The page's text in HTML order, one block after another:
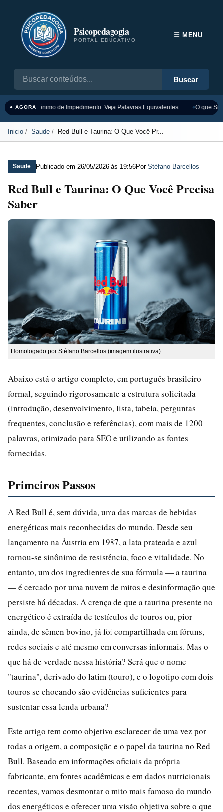
Psicopedagogia
PORTAL EDUCATIVO
Buscar
☰ MENU
● AGORASinônimo de Impedimento: Veja Palavras Equivalentes O que
Inicio Saude Red Bull e Taurina: O Que Você Pr...
Saude Publicado em 26/05/2026 às 19:56Por Stéfano Barcellos
Red Bull e Taurina: O Que Você Precisa
Saber
Homologado por Stéfano Barcellos (imagem ilustrativa)
Abaixo está o artigo completo, em português brasileiro
formal, seguindo rigorosamente a estrutura solicitada
(introdução, desenvolvimento, lista, tabela, perguntas
frequentes, conclusão e referências), com mais de 1200
palavras, otimizado para SEO e utilizando as fontes
fornecidas.
Primeiros Passos
A Red Bull é, sem dúvida, uma das marcas de bebidas
energéticas mais reconhecidas do mundo. Desde seu
lançamento na Áustria em 1987, a lata prateada e azul
tornou-se sinônimo de resistência, foco e vitalidade. No
entanto, um dos ingredientes de sua fórmula — a taurina
— é cercado por uma nuvem de mitos e desinformação que
persiste há décadas. A crença de que a taurina presente no
energético é extraída de testículos de touros ou, pior
ainda, de sêmen bovino, já foi compartilhada em fóruns,
redes sociais e até mesmo em conversas informais. Mas o
que há de verdade nessa história? Será que o nome
"taurina", derivado do latim (touro), e o logotipo com dois
touros se chocando são evidências suficientes para
sustentar essa lenda urbana?
Este artigo tem como objetivo esclarecer de uma vez por
todas a origem, a composição e o papel da taurina no Red
Bull. Baseado em informações oficiais da própria
fabricante, em fontes acadêmicas e em dados nutricionais
recentes, vamos desmontar o mito mais famoso do mundo
dos energéticos e oferecer uma visão objetiva sobre o que